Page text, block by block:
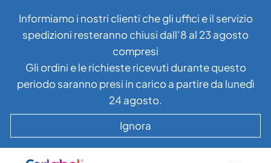
contenuto
Informiamo i nostri clienti che gli uffici e il servizio
spedizioni resteranno chiusi dall’8 al 23 agosto
compresi
Gli ordini e le richieste ricevuti durante questo
periodo saranno presi in carico a partire da lunedì
24 agosto.
Ignora